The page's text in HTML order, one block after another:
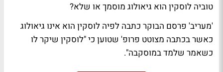
טוביה לוסקין הוא גיאולוג מוסמך או שלא?
'מעריב' פרסם הבוקר כתבה לפיה לוסקין הוא אינו גיאולוג
כאשר בכתבה מצוטט פרופ' שטוען כי "לוסקין שיקר לו
כשאמר שלמד במוסקבה".